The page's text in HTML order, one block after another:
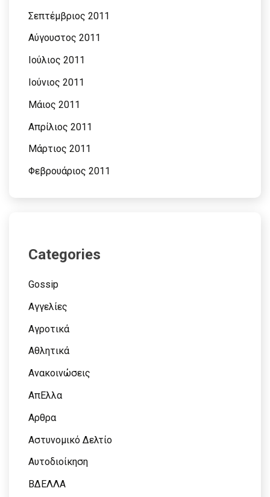
Σεπτέμβριος 2011
Αύγουστος 2011
Ιούλιος 2011
Ιούνιος 2011
Μάιος 2011
Απρίλιος 2011
Μάρτιος 2011
Φεβρουάριος 2011
Categories
Gossip
Αγγελίες
Αγροτικά
Αθλητικά
Ανακοινώσεις
ΑπΕλλα
Αρθρα
Αστυνομικό Δελτίο
Αυτοδιοίκηση
ΒΔΕΛΛΑ